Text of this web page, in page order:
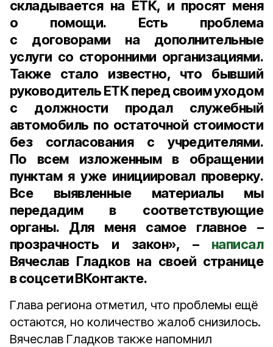
складывается на ЕТК, и просят меня
о помощи. Есть проблема
с договорами на дополнительные
услуги со сторонними организациями.
Также стало известно, что бывший
руководитель ЕТК перед своим уходом
с должности продал служебный
автомобиль по остаточной стоимости
без согласования с учредителями.
По всем изложенным в обращении
пунктам я уже инициировал проверку.
Все выявленные материалы мы
передадим в соответствующие
органы. Для меня самое главное –
прозрачность и закон», – написал
Вячеслав Гладков на своей странице
в соцсети ВКонтакте.
Глава региона отметил, что проблемы ещё
остаются, но количество жалоб снизилось.
Вячеслав Гладков также напомнил